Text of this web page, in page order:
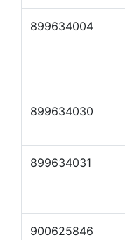
899634004
899634030
899634031
900625846